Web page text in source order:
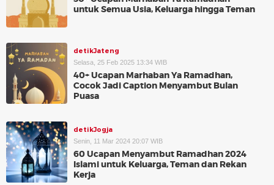
untuk Semua Usia, Keluarga hingga Teman
detikJateng
Selasa, 25 Feb 2025 13:34 WIB
40+ Ucapan Marhaban Ya Ramadhan,
Cocok Jadi Caption Menyambut Bulan
Puasa
detikJogja
Senin, 11 Mar 2024 20:07 WIB
60 Ucapan Menyambut Ramadhan 2024
Islami untuk Keluarga, Teman dan Rekan
Kerja